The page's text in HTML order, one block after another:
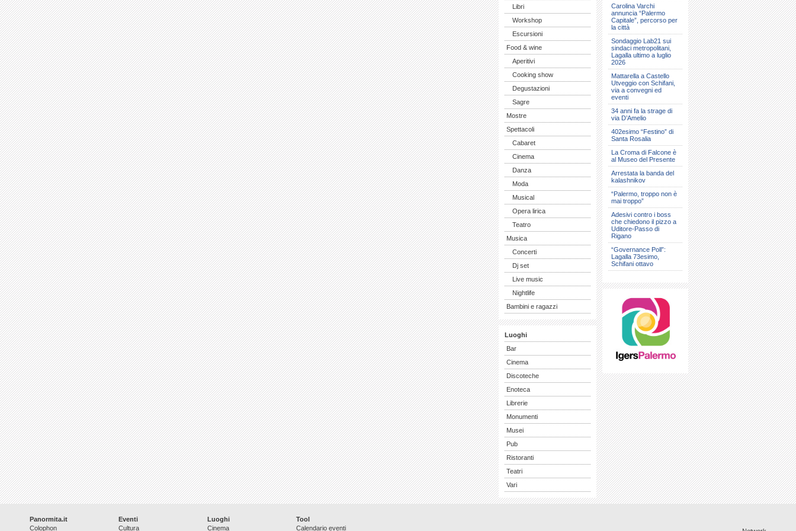
Libri
Workshop
Escursioni
Food & wine
Aperitivi
Cooking show
Degustazioni
Sagre
Mostre
Spettacoli
Cabaret
Cinema
Danza
Moda
Musical
Opera lirica
Teatro
Musica
Concerti
Dj set
Live music
Nightlife
Bambini e ragazzi
Luoghi
Bar
Cinema
Discoteche
Enoteca
Librerie
Monumenti
Musei
Pub
Ristoranti
Teatri
Vari
Carolina Varchi
annuncia “Palermo
Capitale”, percorso per
la città
Sondaggio Lab21 sui
sindaci metropolitani,
Lagalla ultimo a luglio
2026
Mattarella a Castello
Utveggio con Schifani,
via a convegni ed
eventi
34 anni fa la strage di
via D’Amelio
402esimo “Festino” di
Santa Rosalia
La Croma di Falcone è
al Museo del Presente
Arrestata la banda del
kalashnikov
“Palermo, troppo non è
mai troppo”
Adesivi contro i boss
che chiedono il pizzo a
Uditore-Passo di
Rigano
“Governance Poll”:
Lagalla 73esimo,
Schifani ottavo
Panormita.it
Colophon
Eventi
Cultura
Luoghi
Cinema
Tool
Calendario eventi